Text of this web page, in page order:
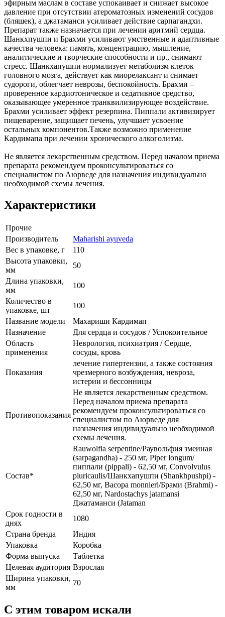
эфирным маслам в составе успокаивает и снижает высокое
давление при отсутствии атероматозных изменений сосудов
(бляшек), а джатаманси усиливает действие сарпагандхи.
Препарат также назначается при лечении аритмий сердца.
Шанкхпушпи и Брахми усиливают умственные и адаптивные
качества человека: память, концентрацию, мышление,
аналитические и творческие способности и пр., снимают
стресс. Шанкхапушпи нормализует метаболизм клеток
головного мозга, действует как миорелаксант и снимает
судороги, облегчает неврозы, беспокойность. Брахми –
проверенное кардиотоническое и седативное средство,
оказывающее умеренное транквилизирующее воздействие.
Брахми усиливает эффект резерпина. Пиппали активизирует
пищеварение, защищает печень, улучшает усвоение
остальных компонентов.Также возможно применение
Кардимапа при лечении хронического алкоголизма.
Не является лекарственным средством. Перед началом приема
препарата рекомендуем проконсультироваться со
специалистом по Аюрведе для назначения индивидуально
необходимой схемы лечения.
Характеристики
Прочие
Производитель
Maharishi ayuveda
Вес в упаковке, г
110
Высота упаковки,
мм
50
Длина упаковки,
мм
100
Количество в
упаковке, шт
100
Название модели
Махариши Кардимап
Назначение
Для сердца и сосудов / Успокоительное
Область
применения
Неврология, психиатрия / Сердце,
сосуды, кровь
Показания
лечение гипертензии, а также состояния
чрезмерного возбуждения, невроза,
истерии и бессонницы
Противопоказания
Не является лекарственным средством.
Перед началом приема препарата
рекомендуем проконсультироваться со
специалистом по Аюрведе для
назначения индивидуально необходимой
схемы лечения.
Состав*
Rauwolfia serpentine/Раувольфия змеиная
(sarpagandha) - 250 мг, Piper longum/
пиппали (pippali) - 62,50 мг, Convolvulus
pluricaulis/Шанкхапушпи (Shankhpushpi) -
62,50 мг, Васора monnieri/Брами (Brahmi) -
62,50 мг, Nardostachys jatamansi
Джатаманси (Jataman
Срок годности в
днях
1080
Страна бренда
Индия
Упаковка
Коробка
Форма выпуска
Таблетка
Целевая аудитория Взрослая
Ширина упаковки,
мм
70
C этим товаром искали